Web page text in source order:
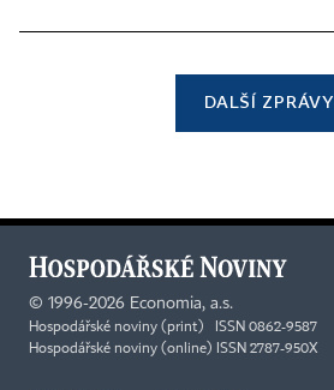
DALŠÍ ZPRÁVY
© 1996-2026 Economia, a.s.
Hospodářské noviny (print) ISSN 0862-9587
Hospodářské noviny (online) ISSN 2787-950X